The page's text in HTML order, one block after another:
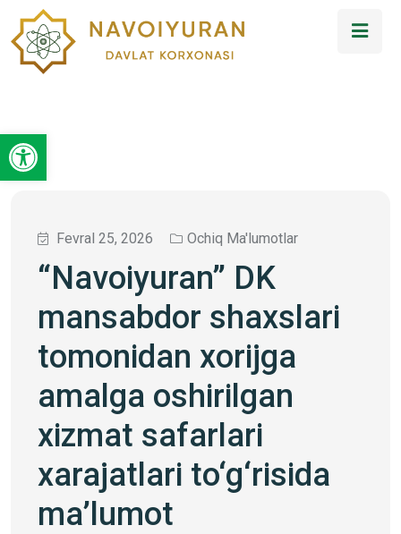
Open toolbar
Fevral 25, 2026 Ochiq Ma'lumotlar
“Navoiyuran” DK
mansabdor shaxslari
tomonidan xorijga
amalga oshirilgan
xizmat safarlari
xarajatlari to‘g‘risida
ma’lumot